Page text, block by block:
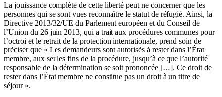
La jouissance complète de cette liberté peut ne concerner que les
personnes qui se sont vues reconnaître le statut de réfugié. Ainsi, la
Directive 2013/32/UE du Parlement européen et du Conseil de
l’Union du 26 juin 2013, qui a trait aux procédures communes pour
l’octroi et le retrait de la protection internationale, prend soin de
préciser que « Les demandeurs sont autorisés à rester dans l’État
membre, aux seules fins de la procédure, jusqu’à ce que l’autorité
responsable de la détermination se soit prononcée […]. Ce droit de
rester dans l’État membre ne constitue pas un droit à un titre de
séjour ».